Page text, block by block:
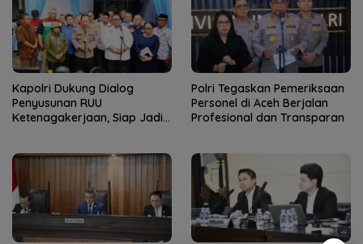
Kapolri Dukung Dialog
Penyusunan RUU
Ketenagakerjaan, Siap Jadi
Polri Tegaskan Pemeriksaan
Personel di Aceh Berjalan
Profesional dan Transparan